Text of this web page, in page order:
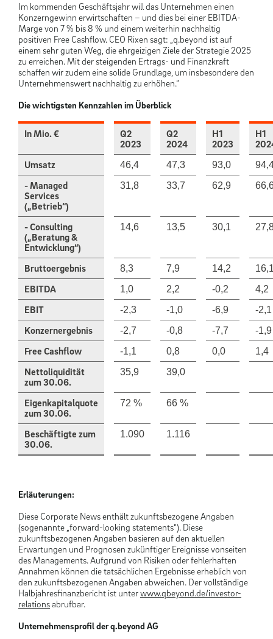
Im kommenden Geschäftsjahr will das Unternehmen einen
Konzerngewinn erwirtschaften – und dies bei einer EBITDA-
Marge von 7 % bis 8 % und einem weiterhin nachhaltig
positiven Free Cashflow. CEO Rixen sagt: „q.beyond ist auf
einem sehr guten Weg, die ehrgeizigen Ziele der Strategie 2025
zu erreichen. Mit der steigenden Ertrags- und Finanzkraft
schaffen wir zudem eine solide Grundlage, um insbesondere den
Unternehmenswert nachhaltig zu erhöhen.“
Die wichtigsten Kennzahlen im Überblick
In Mio. €
Q2
2023
Q2
2024
H1
2023
H1
Umsatz
46,4 47,3 93,0
- Managed
Services
(„Betrieb“)
31,8 33,7 62,9
- Consulting
(„Beratung &
Entwicklung“)
14,6 13,5 30,1
Bruttoergebnis 8,3 7,9 14,2
EBITDA 1,0 2,2 -0,2 4,2
EBIT -2,3 -1,0 -6,9 -2,1
Konzernergebnis -2,7 -0,8 -7,7 -1,9
Free Cashflow -1,1 0,8 0,0 1,4
Nettoliquidität
zum 30.06.
35,9 39,0
Eigenkapitalquote
zum 30.06.
72 % 66 %
Beschäftigte zum
30.06.
1.090 1.116
Erläuterungen:
Diese Corporate News enthält zukunftsbezogene Angaben
(sogenannte „forward-looking statements“). Diese
zukunftsbezogenen Angaben basieren auf den aktuellen
Erwartungen und Prognosen zukünftiger Ereignisse vonseiten
des Managements. Aufgrund von Risiken oder fehlerhaften
Annahmen können die tatsächlichen Ergebnisse erheblich von
den zukunftsbezogenen Angaben abweichen. Der vollständige
Halbjahresfinanzbericht ist unterwww.qbeyond.de/investor-
relationsabrufbar.
Unternehmensprofil der q.beyond AG